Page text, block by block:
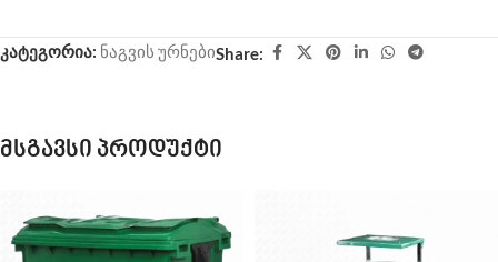
კატეგორია: ნაგვის ურნებიShare:
მსგავსი პროდუქტი